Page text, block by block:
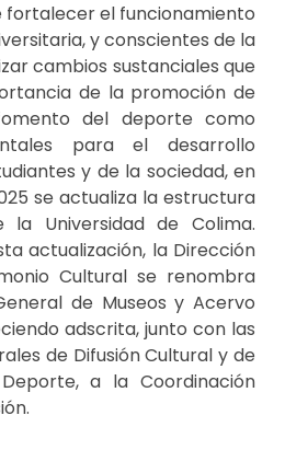
fortalecer el funcionamiento
y conscientes de la
cambios sustanciales que
de la promoción de
del deporte como
para el desarrollo
y de la sociedad, en
se actualiza la estructura
la Universidad de Colima.
actualización, la Dirección
Cultural se renombra
de Museos y Acervo
adscrita, junto con las
de Difusión Cultural y de
a la Coordinación